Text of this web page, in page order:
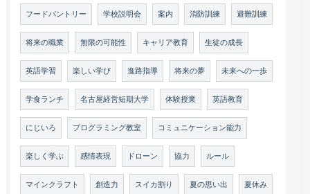
フードパントリー 学校説明会 案内 消防訓練 避難訓練
将来の職業 無限の可能性 キャリア教育 生徒の成長
英語学習 楽しい学び 進路指導 将来の夢 未来への一歩
学食ランチ 名古屋経営短期大学 体験授業 英語教育
にじいろ プログラミング教室 コミュニケーション能力
楽しく学ぶ 感情表現 ドローン 協力 ルール
マインクラフト 創造力 スイカ割り 夏の思い出 夏休み